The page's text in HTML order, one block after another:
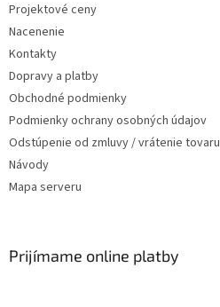
Projektové ceny
Nacenenie
Kontakty
Dopravy a platby
Obchodné podmienky
Podmienky ochrany osobných údajov
Odstúpenie od zmluvy / vrátenie tovaru
Návody
Mapa serveru
Prijímame online platby